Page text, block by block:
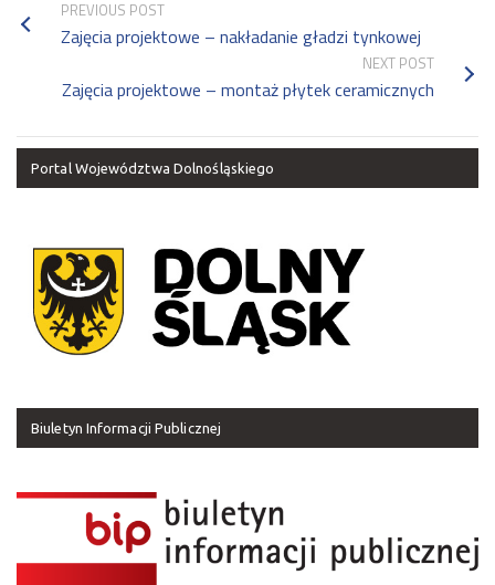
PREVIOUS POST
Zajęcia projektowe – nakładanie gładzi tynkowej
NEXT POST
Zajęcia projektowe – montaż płytek ceramicznych
Portal Województwa Dolnośląskiego
Biuletyn Informacji Publicznej